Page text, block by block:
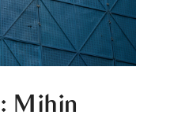
Mihin